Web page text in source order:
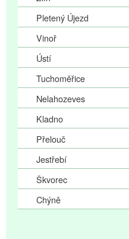
Pletený Újezd
Vinoř
Ústí
Tuchoměřice
Nelahozeves
Kladno
Přelouč
Jestřebí
Škvorec
Chýně